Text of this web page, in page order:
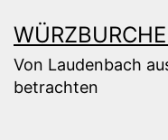
Inhalt
springen
Von Laudenbach
betrachten